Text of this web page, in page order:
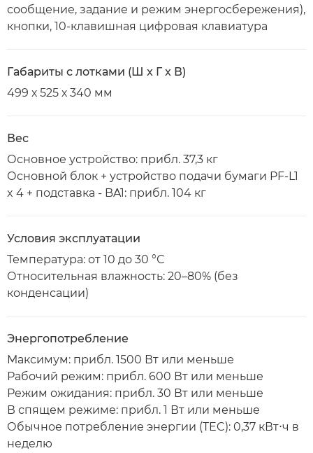
сообщение, задание и режим энергосбережения),
кнопки, 10-клавишная цифровая клавиатура
Габариты с лотками (Ш x Г x В)
499 х 525 х 340 мм
Вес
Основное устройство: прибл. 37,3 кг
Основной блок + устройство подачи бумаги PF-L1
x 4 + подставка - BA1: прибл. 104 кг
Условия эксплуатации
Температура: от 10 до 30 °С
Относительная влажность: 20–80% (без
конденсации)
Энергопотребление
Максимум: прибл. 1500 Вт или меньше
Рабочий режим: прибл. 600 Вт или меньше
Режим ожидания: прибл. 30 Вт или меньше
В спящем режиме: прибл. 1 Вт или меньше
Обычное потребление энергии (TEC): 0,37 кВт⋅ч в
неделю